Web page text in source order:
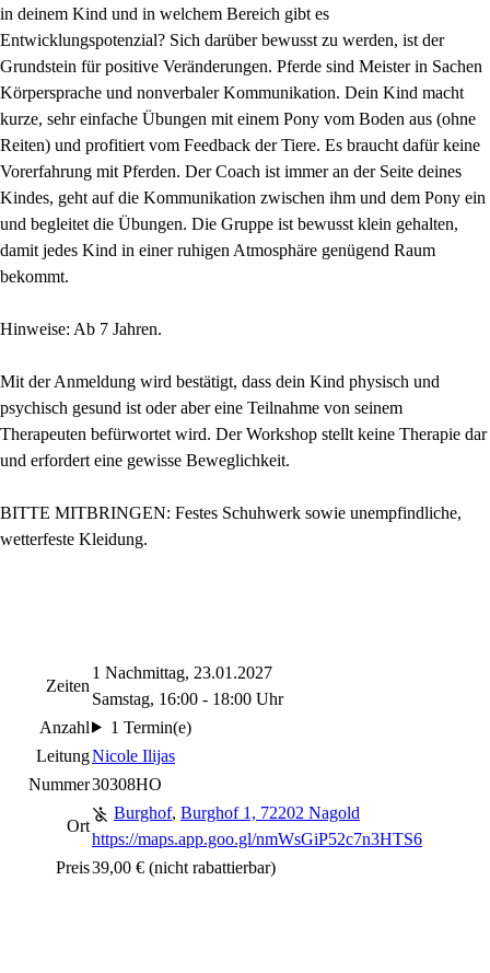
in deinem Kind und in welchem Bereich gibt es
Entwicklungspotenzial? Sich darüber bewusst zu werden, ist der
Grundstein für positive Veränderungen. Pferde sind Meister in Sachen
Körpersprache und nonverbaler Kommunikation. Dein Kind macht
kurze, sehr einfache Übungen mit einem Pony vom Boden aus (ohne
Reiten) und profitiert vom Feedback der Tiere. Es braucht dafür keine
Vorerfahrung mit Pferden. Der Coach ist immer an der Seite deines
Kindes, geht auf die Kommunikation zwischen ihm und dem Pony ein
und begleitet die Übungen. Die Gruppe ist bewusst klein gehalten,
damit jedes Kind in einer ruhigen Atmosphäre genügend Raum
bekommt.
Hinweise: Ab 7 Jahren.
Mit der Anmeldung wird bestätigt, dass dein Kind physisch und
psychisch gesund ist oder aber eine Teilnahme von seinem
Therapeuten befürwortet wird. Der Workshop stellt keine Therapie dar
und erfordert eine gewisse Beweglichkeit.
BITTE MITBRINGEN: Festes Schuhwerk sowie unempfindliche,
wetterfeste Kleidung.
Zeiten
1 Nachmittag, 23.01.2027
Samstag, 16:00 - 18:00 Uhr
Anzahl
1 Termin(e)
LeitungNicole Ilijas
Nummer30308HO
Ort
Burghof, Burghof 1, 72202 Nagold
https://maps.app.goo.gl/nmWsGiP52c7n3HTS6
Preis39,00 € (nicht rabattierbar)